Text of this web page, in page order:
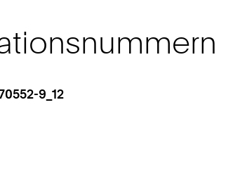
9_12